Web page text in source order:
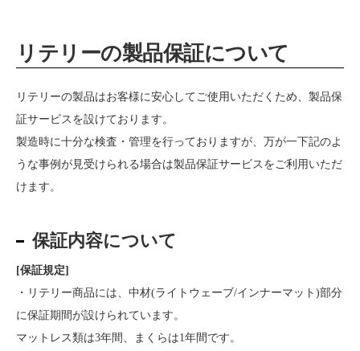
リテリーの製品保証について
リテリーの製品はお客様に安心してご使用いただくため、製品保
証サービスを設けております。
製造時に十分な検査・管理を行っておりますが、万が一下記のよ
うな事例が見受けられる場合は製品保証サービスをご利用いただ
けます。
保証内容について
[保証規定]
・リテリー商品には、中材(ライトウェーブ/インナーマット)部分
に保証期間が設けられています。
マットレス類は3年間、まくらは1年間です。